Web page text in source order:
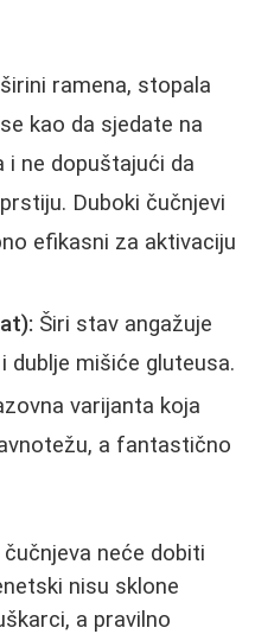
ramena, stopala
kao da sjedate na
i ne dopuštajući da
Duboki čučnjevi
efikasni za aktivaciju
Širi stav angažuje
dublje mišiće gluteusa.
varijanta koja
a fantastično
neće dobiti
nisu sklone
a pravilno